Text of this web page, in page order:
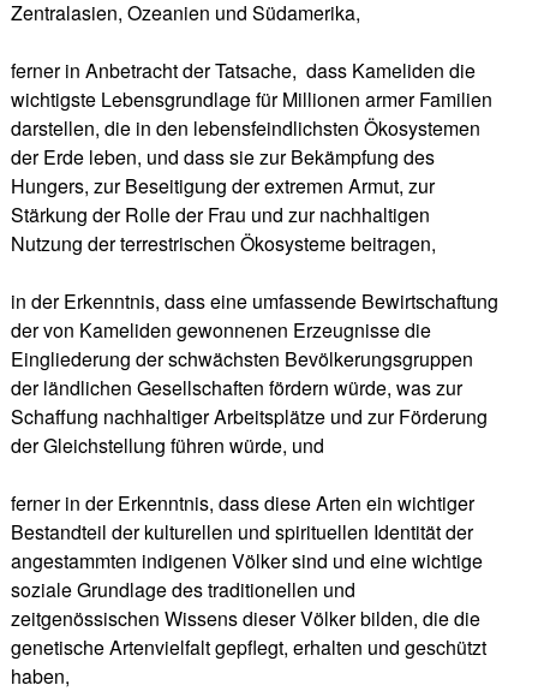
Zentralasien, Ozeanien und Südamerika,
ferner in Anbetracht der Tatsache, dass Kameliden die
wichtigste Lebensgrundlage für Millionen armer Familien
darstellen, die in den lebensfeindlichsten Ökosystemen
der Erde leben, und dass sie zur Bekämpfung des
Hungers, zur Beseitigung der extremen Armut, zur
Stärkung der Rolle der Frau und zur nachhaltigen
Nutzung der terrestrischen Ökosysteme beitragen,
in der Erkenntnis, dass eine umfassende Bewirtschaftung
der von Kameliden gewonnenen Erzeugnisse die
Eingliederung der schwächsten Bevölkerungsgruppen
der ländlichen Gesellschaften fördern würde, was zur
Schaffung nachhaltiger Arbeitsplätze und zur Förderung
der Gleichstellung führen würde, und
ferner in der Erkenntnis, dass diese Arten ein wichtiger
Bestandteil der kulturellen und spirituellen Identität der
angestammten indigenen Völker sind und eine wichtige
soziale Grundlage des traditionellen und
zeitgenössischen Wissens dieser Völker bilden, die die
genetische Artenvielfalt gepflegt, erhalten und geschützt
haben,